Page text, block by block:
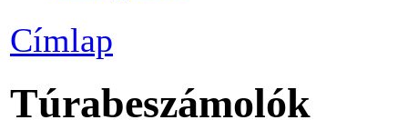
Címlap
Túrabeszámolók